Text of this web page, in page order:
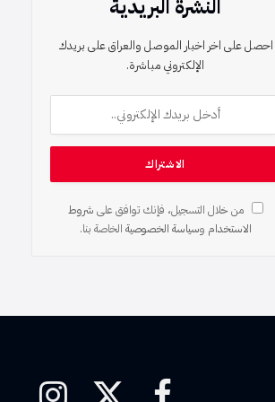
النشرة البريدية
احصل على اخر اخبار الموصل والعراق على بريدك
الإلكتروني مباشرة.
من خلال التسجيل، فإنك توافق على شروط
الاستخدام وسياسة الخصوصية الخاصة بنا.